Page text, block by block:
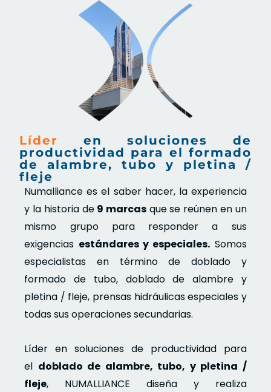
Líder en soluciones de
productividad para el formado
de alambre, tubo y pletina /
fleje
Numalliance es el saber hacer, la experiencia
y la historia de 9 marcas que se reúnen en un
mismo grupo para responder a sus
exigencias estándares y especiales. Somos
especialistas en término de doblado y
formado de tubo, doblado de alambre y
pletina / fleje, prensas hidráulicas especiales y
todas sus operaciones secundarias.
Líder en soluciones de productividad para
el doblado de alambre, tubo, y pletina /
fleje, NUMALLIANCE diseña y realiza